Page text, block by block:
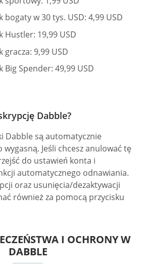
w 30 tys. USD: 4,99 USD
Hustler: 19,99 USD
9,99 USD
Big Spender: 49,99 USD
Dabble?
Dabble są automatycznie
Jeśli chcesz anulować tę
do ustawień konta i
automatycznego odnawiania.
oraz usunięcia/dezaktywacji
również za pomocą przycisku
I OCHRONY W
DABBLE